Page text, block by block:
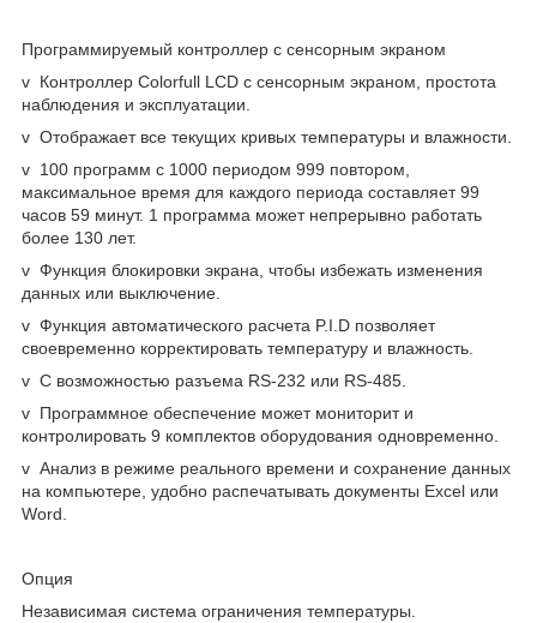
Программируемый контроллер с сенсорным экраном
v Контроллер Colorfull LCD с сенсорным экраном, простота
наблюдения и эксплуатации.
v Отображает все текущих кривых температуры и влажности.
v 100 программ с 1000 периодом 999 повтором,
максимальное время для каждого периода составляет 99
часов 59 минут. 1 программа может непрерывно работать
более 130 лет.
v Функция блокировки экрана, чтобы избежать изменения
данных или выключение.
v Функция автоматического расчета P.I.D позволяет
своевременно корректировать температуру и влажность.
v С возможностью разъема RS-232 или RS-485.
v Программное обеспечение может мониторит и
контролировать 9 комплектов оборудования одновременно.
v Анализ в режиме реального времени и сохранение данных
на компьютере, удобно распечатывать документы Excel или
Word.
Опция
Независимая система ограничения температуры.